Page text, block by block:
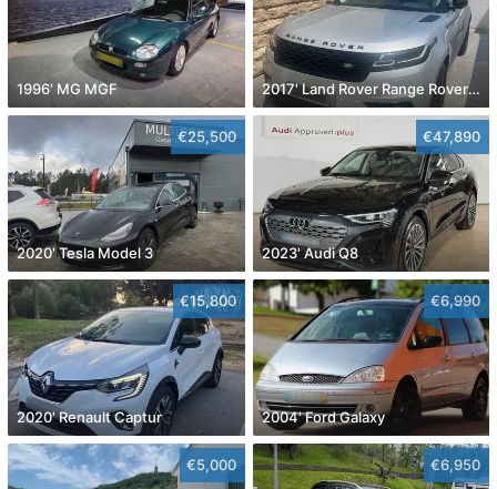
1996' MG MGF 2017' Land Rover Range Rover Velar
€25,500
2020' Tesla Model 3
€47,890
2023' Audi Q8
€15,800
2020' Renault Captur
€6,990
2004' Ford Galaxy
€5,000 €6,950